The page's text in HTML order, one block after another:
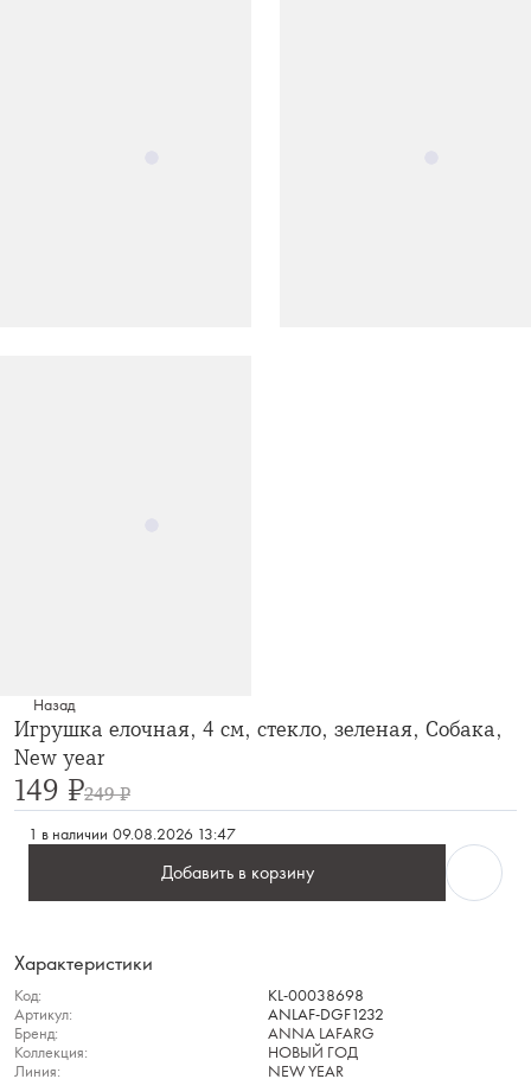
Назад
Игрушка елочная, 4 см, стекло, зеленая, Собака,
New year
149 ₽249 ₽
1 в наличии 09.08.2026 13:47
Добавить в корзину
Характеристики
Код:
KL-00038698
Артикул:
ANLAF-DGF1232
Бренд:
ANNA LAFARG
Коллекция:
НОВЫЙ ГОД
Линия:
NEW YEAR